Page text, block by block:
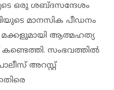
ഒരു ശബ്ദസന്ദേശം
മാനസിക പീഡനം
ആത്മഹത്യ
സംഭവത്തില്‍
അറസ്റ്റ്